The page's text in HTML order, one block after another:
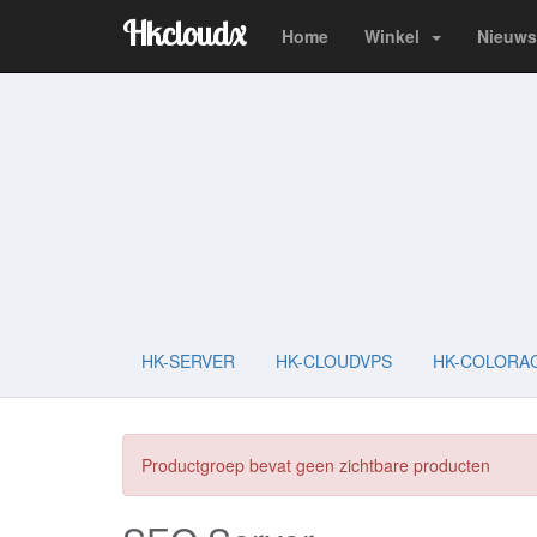
Hkcloudx Home Winkel
HK-SERVER HK-CLOUDVPS HK-
Productgroep bevat geen zichtbare producten